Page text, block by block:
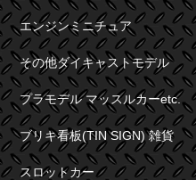
エンジンミニチュア
その他ダイキャストモデル
プラモデル マッスルカーetc.
ブリキ看板(TIN SIGN) 雑貨
スロットカー